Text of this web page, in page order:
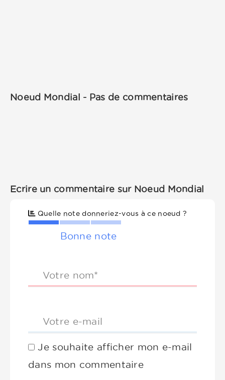
Noeud Mondial - Pas de commentaires
Ecrire un commentaire sur Noeud Mondial
Quelle note donneriez-vous à ce noeud ?
Bonne note
Votre nom*
Votre e-mail
Je souhaite afficher mon e-mail
dans mon commentaire